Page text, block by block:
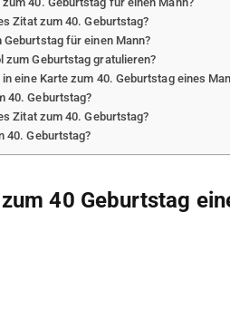
Zitat zum 40. Geburtstag?
Geburtstag für einen Mann?
zum Geburtstag gratulieren?
eine Karte zum 40. Geburtstag eines
40. Geburtstag?
Zitat zum 40. Geburtstag?
40. Geburtstag?
40 Geburtstag